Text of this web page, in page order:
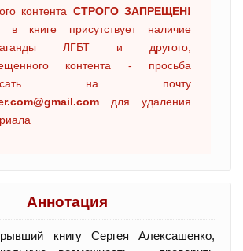
контента СТРОГО ЗАПРЕЩЕН!
в книге присутствует наличие
ЛГБТ и другого,
контента - просьба
на почту
для удаления
Аннотация
книгу Сергея Алексашенко,